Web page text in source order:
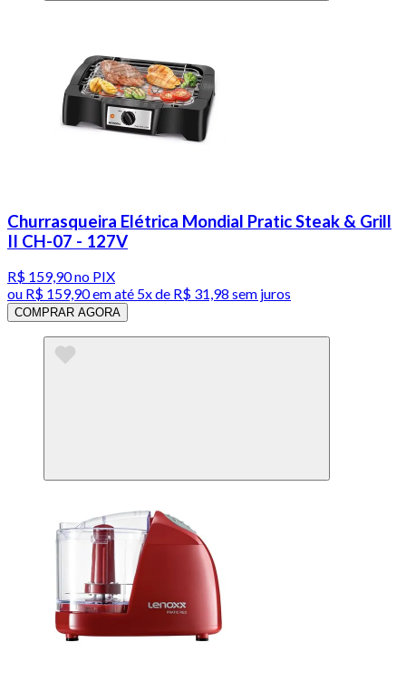
Churrasqueira Elétrica Mondial Pratic Steak & Grill
II CH-07 - 127V
R$ 159,90no PIX
ou R$ 159,90em até 5x de R$ 31,98 sem juros
COMPRAR AGORA